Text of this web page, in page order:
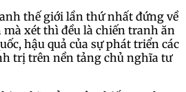
thế giới lần thứ nhất đứng về
mà xét thì đều là chiến tranh ăn
hậu quả của sự phát triển các
trị trên nền tảng chủ nghĩa tư